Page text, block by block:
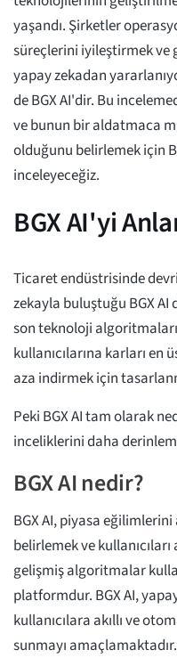
yaşandı. Şirketler
süreçlerini iyileştirmek ve
yapay zekadan
de BGX AI'dir. Bu
ve bunun bir aldatmaca
olduğunu belirlemek için
inceleyeceğiz.
BGX AI'yi
Ticaret endüstrisinde
zekayla buluştuğu BGX AI
son teknoloji
kullanıcılarına karları en
aza indirmek için
Peki BGX AI tam olarak
inceliklerini daha
BGX AI nedir?
BGX AI, piyasa
belirlemek ve
gelişmiş algoritmalar
platformdur. BGX AI,
kullanıcılara akıllı ve
sunmayı amaçlamaktadır.